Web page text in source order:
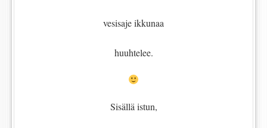
vesisaje ikkunaa
huuhtelee.
Sisällä istun,